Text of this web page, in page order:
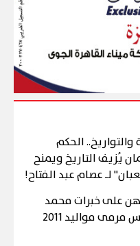
الحكم
يُزيف التاريخ ويمنح
لـ عصام عبد الفتاح!
على خبرات محمد
مواليد 2011